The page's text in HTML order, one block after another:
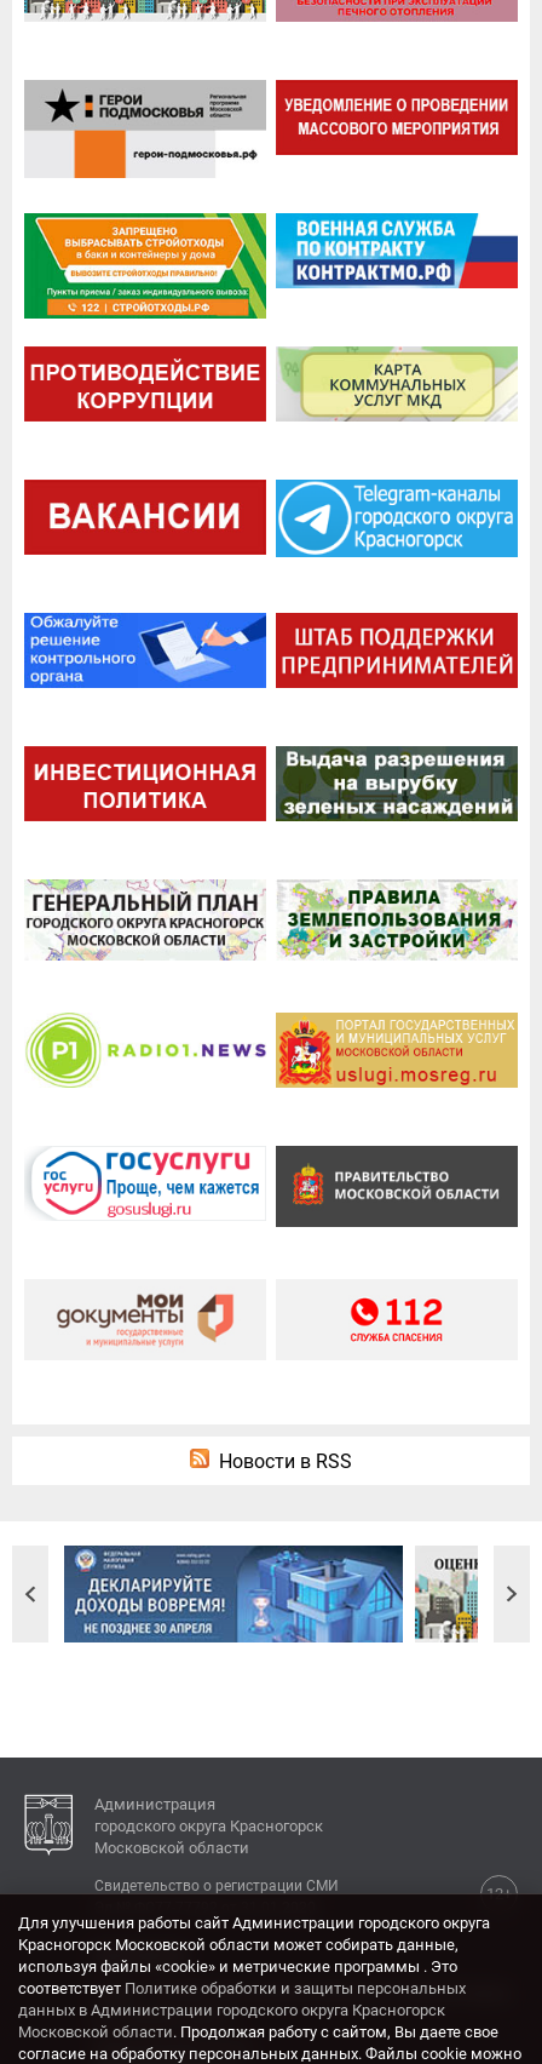
Новости в RSS
Администрация
городского округа Красногорск
Московской области
12+
Свидетельство о регистрации СМИ
КОНТАКТЫ
Адрес: 143404, Московская область, г. Красногорск,
ул. Ленина, дом 4.
Электронная почта:
Для улучшения работы сайт Администрации городского округа
Красногорск Московской области может собирать данные,
используя файлы «cookie» и метрические программы . Это
соответствует Политике обработки и защиты персональных
данных в Администрации городского округа Красногорск
Московской области. Продолжая работу с сайтом, Вы даете свое
согласие на обработку персональных данных. Файлы cookie можно